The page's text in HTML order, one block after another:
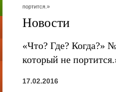
портится.»
Новости
«Что? Где? Когда?»
который не
17.02.2016